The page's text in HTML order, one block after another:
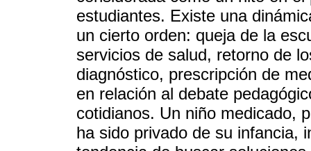
estudiantes. Existe una
un cierto orden: queja de la
servicios de salud, retorno de
diagnóstico, prescripción de
en relación al debate
cotidianos. Un niño medicado,
ha sido privado de su infancia,